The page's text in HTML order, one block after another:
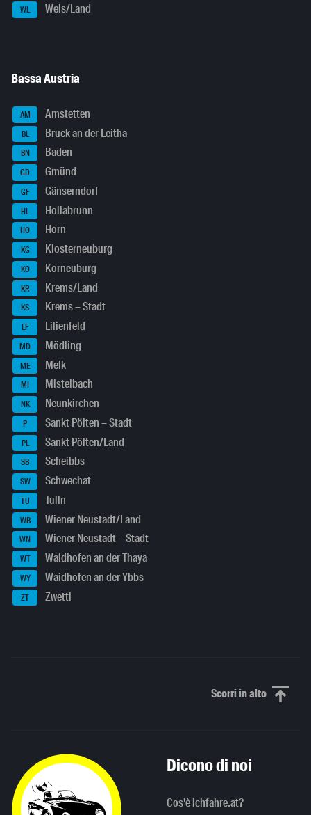
WL Wels/Land
Bassa Austria
AM Amstetten
BL Bruck an der Leitha
BN Baden
GD Gmünd
GF Gänserndorf
HL Hollabrunn
HO Horn
KG Klosterneuburg
KO Korneuburg
KR Krems/Land
KS Krems – Stadt
LF Lilienfeld
MD Mödling
ME Melk
MI Mistelbach
NK Neunkirchen
P Sankt Pölten – Stadt
PL Sankt Pölten/Land
SB Scheibbs
SW Schwechat
TU Tulln
WB Wiener Neustadt/Land
WN Wiener Neustadt – Stadt
WT Waidhofen an der Thaya
WY Waidhofen an der Ybbs
ZT Zwettl
Scorri in altoScorri in alto
Dicono di noi
Cos'è ichfahre.at?